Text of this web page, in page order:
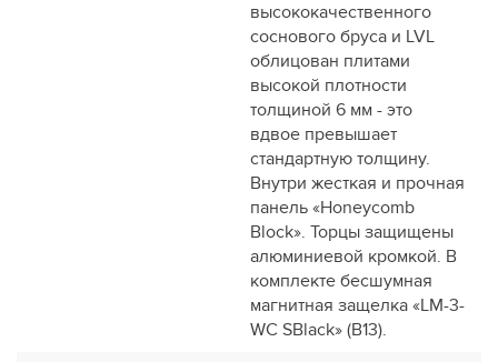
высококачественного
соснового бруса и LVL
облицован плитами
высокой плотности
толщиной 6 мм - это
вдвое превышает
стандартную толщину.
Внутри жесткая и прочная
панель «Honeycomb
Block». Торцы защищены
алюминиевой кромкой. В
комплекте бесшумная
магнитная защелка «LM-3-
WC SBlack» (В13).